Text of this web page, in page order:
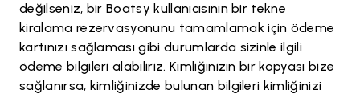
değilseniz, bir Boatsy kullanıcısının bir tekne
kiralama rezervasyonunu tamamlamak için ödeme
kartınızı sağlaması gibi durumlarda sizinle ilgili
ödeme bilgileri alabiliriz. Kimliğinizin bir kopyası bize
sağlanırsa, kimliğinizde bulunan bilgileri kimliğinizi